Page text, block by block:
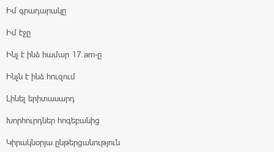
Իմ գրադարակը
Իմ էջը
Ինչ է ինձ համար 17.am-ը
Ինչն է ինձ հուզում
Լինել երիտասարդ
Խորհուրդներ հոգեբանից
Կիրակնօրյա ընթերցանություն